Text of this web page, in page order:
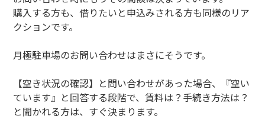
購入する方も、借りたいと申込みされる方も同様のリア
クションです。
月極駐車場のお問い合わせはまさにそうです。
【空き状況の確認】と問い合わせがあった場合、『空い
ています』と回答する段階で、賃料は？手続き方法は？
と聞かれる方は、すぐ決まります。